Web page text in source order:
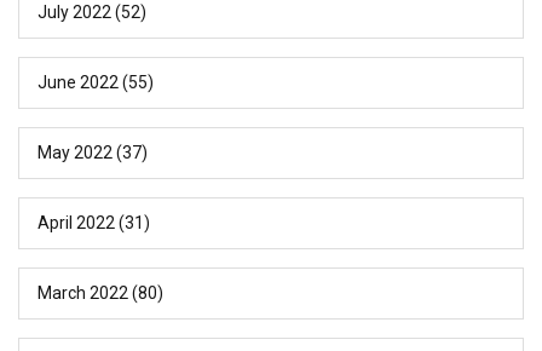
July 2022 (52)
June 2022 (55)
May 2022 (37)
April 2022 (31)
March 2022 (80)